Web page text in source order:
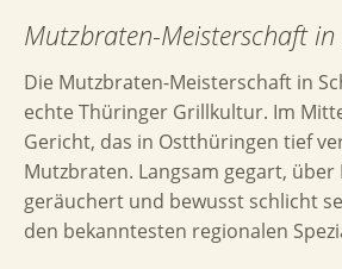
Mutzbraten-Meisterschaft
Die Mutzbraten-Meisterschaft in
echte Thüringer Grillkultur. Im
Gericht, das in Ostthüringen tief
Mutzbraten. Langsam gegart, über
geräuchert und bewusst schlicht
den bekanntesten regionalen